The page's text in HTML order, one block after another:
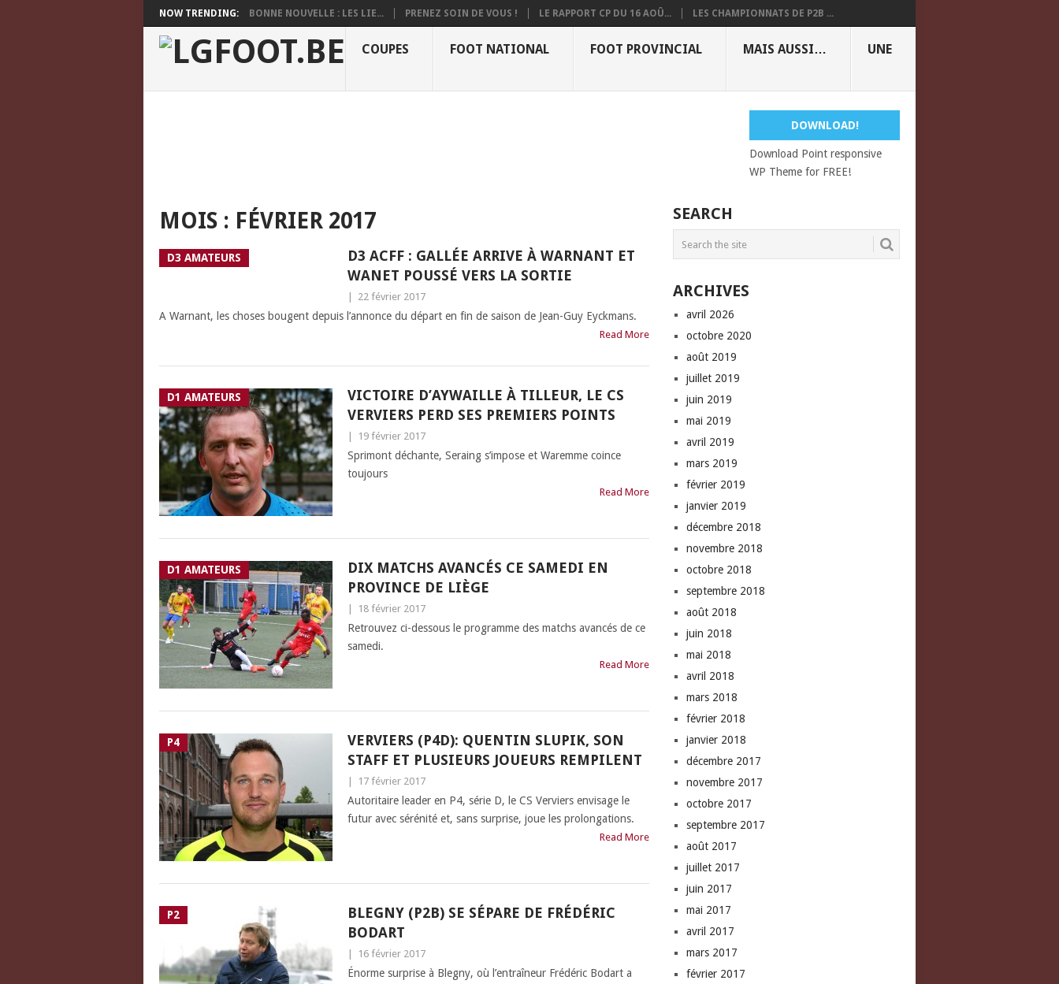
NOW TRENDING: BONNE NOUVELLE : LES LIE... PRENEZ SOIN DE VOUS ! LE RAPPORT CP DU 16 AOÛ... LES CHAMPIONNATS DE P2B ...
COUPES FOOT NATIONAL FOOT PROVINCIAL MAIS AUSSI… UNE
DOWNLOAD!
Download Point responsive
WP Theme for FREE!
MOIS : FÉVRIER 2017
D3 AMATEURS
D3 ACFF : GALLÉE ARRIVE À WARNANT ET
WANET POUSSÉ VERS LA SORTIE
22 février 2017
A Warnant, les choses bougent depuis l’annonce du départ en fin de saison de Jean-Guy Eyckmans.
Read More
D1 AMATEURS
VICTOIRE D’AYWAILLE À TILLEUR, LE CS
VERVIERS PERD SES PREMIERS POINTS
19 février 2017
Sprimont déchante, Seraing s’impose et Waremme coince
toujours
Read More
D1 AMATEURS
DIX MATCHS AVANCÉS CE SAMEDI EN
PROVINCE DE LIÈGE
18 février 2017
Retrouvez ci-dessous le programme des matchs avancés de ce
samedi.
Read More
P4
VERVIERS (P4D): QUENTIN SLUPIK, SON
STAFF ET PLUSIEURS JOUEURS REMPILENT
17 février 2017
Autoritaire leader en P4, série D, le CS Verviers envisage le
futur avec sérénité et, sans surprise, joue les prolongations.
Read More
P2
BLEGNY (P2B) SE SÉPARE DE FRÉDÉRIC
BODART
16 février 2017
Énorme surprise à Blegny, où l’entraîneur Frédéric Bodart a
SEARCH
ARCHIVES
avril 2026
octobre 2020
août 2019
juillet 2019
juin 2019
mai 2019
avril 2019
mars 2019
février 2019
janvier 2019
décembre 2018
novembre 2018
octobre 2018
septembre 2018
août 2018
juin 2018
mai 2018
avril 2018
mars 2018
février 2018
janvier 2018
décembre 2017
novembre 2017
octobre 2017
septembre 2017
août 2017
juillet 2017
juin 2017
mai 2017
avril 2017
mars 2017
février 2017